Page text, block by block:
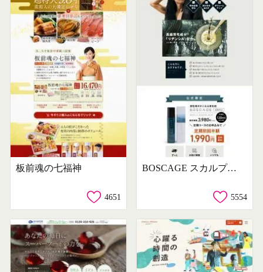
板前魂の七福神
4651
BOSCAGE スカルプエッセンス
5554